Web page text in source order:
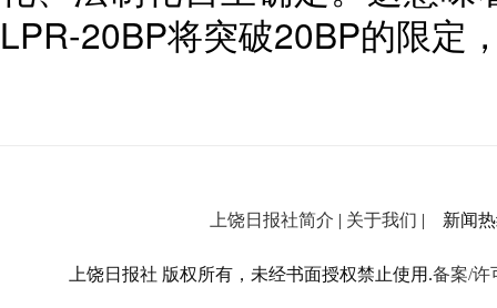
LPR-20BP将突破20BP的限定
上饶日报社简介 | 关于我们 | 新闻热
上饶日报社 版权所有，未经书面授权禁止使用.备案/许